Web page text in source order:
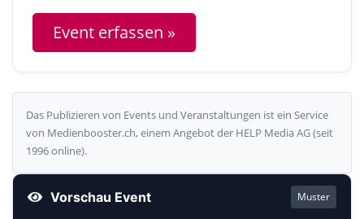
Das Publizieren von Events und Veranstaltungen ist ein Service
von Medienbooster.ch, einem Angebot der HELP Media AG (seit
1996 online).
Vorschau Event Muster